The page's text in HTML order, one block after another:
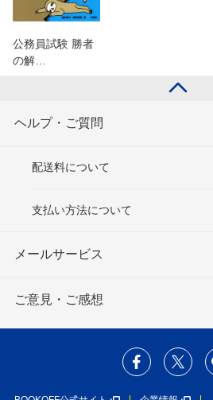
公務員試験 勝者
の解…
ヘルプ・ご質問
配送料について
支払い方法について
メールサービス
ご意見・ご感想